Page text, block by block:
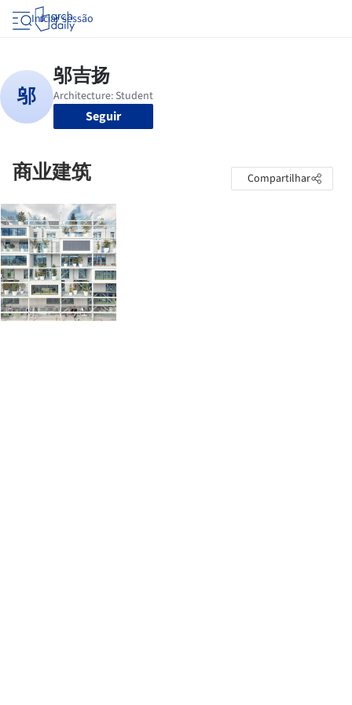
Iniciar sessão
Seguir
商业建筑 Compartilhar